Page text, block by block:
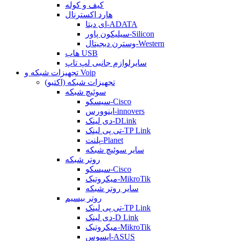
کیف و کوله
هارد اکسترنال
ای دیتا-ADATA
سیلیکون پاور-Silicon
وسترن دیجیتال-Western
هاب USB
سایرلوازم جانبی لپ تاپ
تجهیزات شبکه و Voip
تجهیزات شبکه (اکتیو)
سوئیچ شبکه
سیسکو-Cisco
اینوورس-innovers
دی لینک-DLink
تی پی لینک-TP Link
پلنت-Planet
سایر سوئیچ شبکه
روتر شبکه
سیسکو-Cisco
میکروتیک-MikroTik
سایر روتر شبکه
روتر بیسیم
تی پی لینک-TP Link
دی لینک-D Link
میکروتیک-MikroTik
ایسوس-ASUS